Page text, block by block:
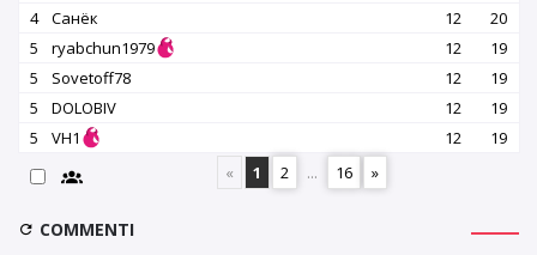
4
Санёк 12
20
5
ryabchun1979 12
19
5
Sovetoff78 12
19
5
DOLOBIV 12
19
5
VH1 12
19
«
1 2 ... 16 »
COMMENTI